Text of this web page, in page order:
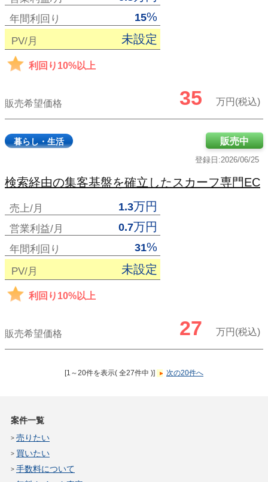
年間利回り 15%
PV/月 未設定
利回り10%以上
販売希望価格 35 万円(税込)
暮らし・生活
登録日:2026/06/25
販売中
検索経由の集客基盤を確立したスカーフ専門EC
売上/月 1.3万円
営業利益/月 0.7万円
年間利回り 31%
PV/月 未設定
利回り10%以上
販売希望価格 27 万円(税込)
[1～20件を表示( 全27件中 )] 次の20件へ
案件一覧
売りたい
買いたい
手数料について